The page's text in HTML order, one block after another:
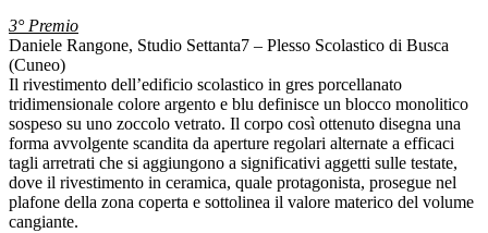
3° Premio
Daniele Rangone, Studio Settanta7 – Plesso Scolastico di Busca
(Cuneo)
Il rivestimento dell’edificio scolastico in gres porcellanato
tridimensionale colore argento e blu definisce un blocco monolitico
sospeso su uno zoccolo vetrato. Il corpo così ottenuto disegna una
forma avvolgente scandita da aperture regolari alternate a efficaci
tagli arretrati che si aggiungono a significativi aggetti sulle testate,
dove il rivestimento in ceramica, quale protagonista, prosegue nel
plafone della zona coperta e sottolinea il valore materico del volume
cangiante.